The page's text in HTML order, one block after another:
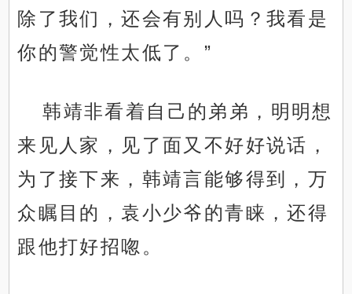
除了我们，还会有别人吗？我看是
你的警觉性太低了。”
韩靖非看着自己的弟弟，明明想
来见人家，见了面又不好好说话，
为了接下来，韩靖言能够得到，万
众瞩目的，袁小少爷的青睐，还得
跟他打好招唿。